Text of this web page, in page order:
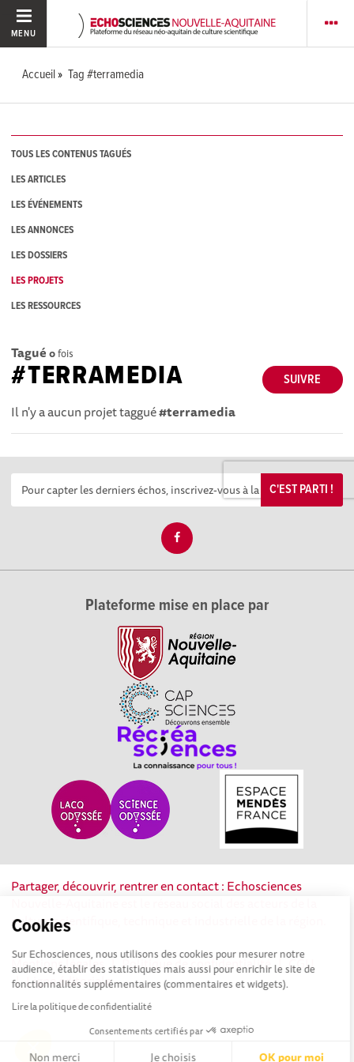
Cookies
Sur Echosciences, nous utilisons des cookies pour mesurer notre
audience, établir des statistiques mais aussi pour enrichir le site de
fonctionnalités supplémentaires (commentaires et widgets).
Lire la politique de confidentialité
Consentements certifiés par
Non merci Je choisis OK pour moi
MENU
Accueil Tag #terramedia
TOUS LES CONTENUS TAGUÉS
LES ARTICLES
LES ÉVÉNEMENTS
LES ANNONCES
LES DOSSIERS
LES PROJETS
LES RESSOURCES
Tagué 0fois
SUIVRE
#TERRAMEDIA
Il n'y a aucun projet taggué#terramedia
C'EST PARTI !
Plateforme mise en place par
Partager, découvrir, rentrer en contact : Echosciences
culture scientifique, technique et industrielle de la région.
Mentions légales|Politique de confidentialité|CGU
|Ligne éditoriale